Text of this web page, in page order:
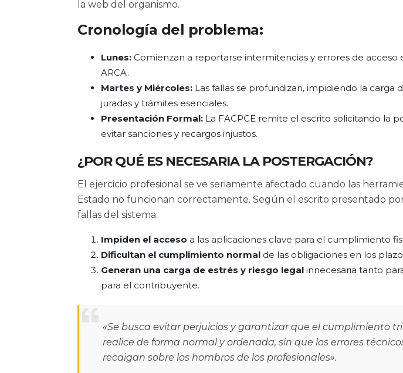
la web del organismo.
Cronología del problema:
Lunes: Comienzan a reportarse intermitencias y errores de acceso
ARCA.
Martes y Miércoles: Las fallas se profundizan, impidiendo la carga
juradas y trámites esenciales.
Presentación Formal: La FACPCE remite el escrito solicitando la
evitar sanciones y recargos injustos.
¿POR QUÉ ES NECESARIA LA POSTERGACIÓN?
El ejercicio profesional se ve seriamente afectado cuando las
Estado no funcionan correctamente. Según el escrito presentado
fallas del sistema:
Impiden el acceso a las aplicaciones clave para el cumplimiento
Dificultan el cumplimiento normal de las obligaciones en los
Generan una carga de estrés y riesgo legal innecesaria tanto
para el contribuyente.
«Se busca evitar perjuicios y garantizar que el cumplimiento
realice de forma normal y ordenada, sin que los errores
recaigan sobre los hombros de los profesionales».